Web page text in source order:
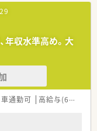
年収水準高め。大
車通勤可 高給与(600万円以上)